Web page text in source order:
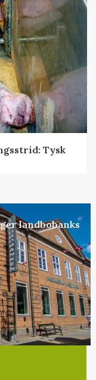
Tysk
landbobanks